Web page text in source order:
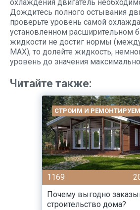
охлаждения двигатель
Дождитесь полного остывания
проверьте уровень самой
установленном расширительном
жидкости не достиг нормы
MAX), то долейте жидкость,
уровень до значения
Читайте также:
СТРОИМ И РЕМОНТИРУЕМ
1169
Почему выгодно
строительство дома?